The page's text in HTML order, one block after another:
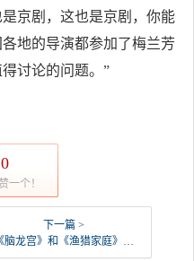
京剧，这也是京剧，你能
地的导演都参加了梅兰芳
讨论的问题。”
0
一个！
下一篇 >
《脑龙宫》和《渔猎家庭》于3月27日上演。